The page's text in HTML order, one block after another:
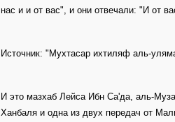
нас и и от вас", и они отвечали: "И от
Источник: "Мухтасар ихтиляф аль-
И это мазхаб Лейса Ибн Са'да, аль-
Ханбаля и одна из двух передач от